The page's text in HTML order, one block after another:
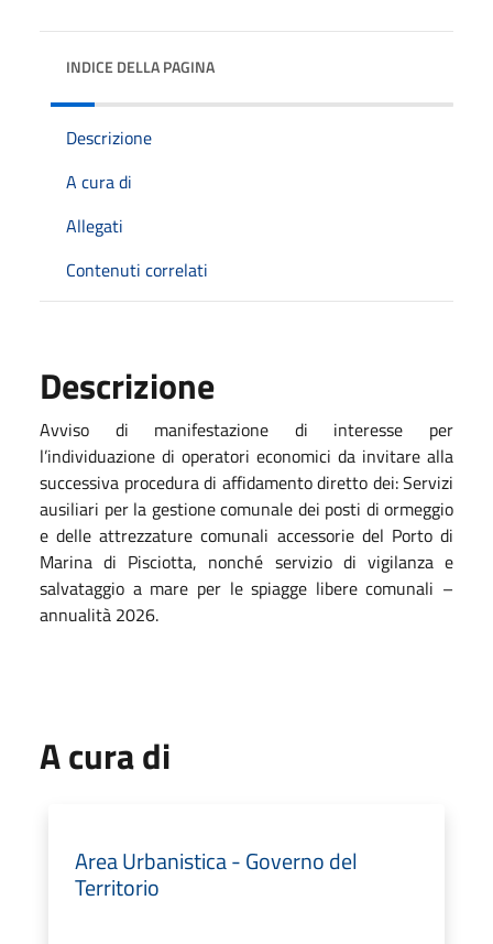
INDICE DELLA PAGINA
Descrizione
A cura di
Allegati
Contenuti correlati
Descrizione
Avviso di manifestazione di interesse per
l’individuazione di operatori economici da invitare alla
successiva procedura di affidamento diretto dei: Servizi
ausiliari per la gestione comunale dei posti di ormeggio
e delle attrezzature comunali accessorie del Porto di
Marina di Pisciotta, nonché servizio di vigilanza e
salvataggio a mare per le spiagge libere comunali –
annualità 2026.
A cura di
Area Urbanistica - Governo del
Territorio